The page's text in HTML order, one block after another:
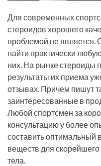
Для современных
стероидов хорошего
проблемой не является.
найти практически
них. На рынке стероиды
результаты их приема
отзывах. Причем пишут
заинтересованные в
Любой спортсмен за
консультацию у более
составить
веществ для
тела.